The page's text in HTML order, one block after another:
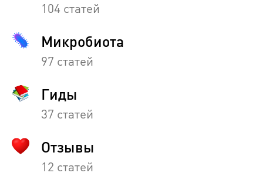
104 статей
Микробиота
97 статей
Гиды
37 статей
Отзывы
12 статей